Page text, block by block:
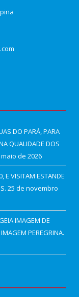
DO PARÁ, PARA
QUALIDADE DOS
de 2026
E VISITAM ESTANDE
25 de novembro
IMAGEM DE
PEREGRINA.